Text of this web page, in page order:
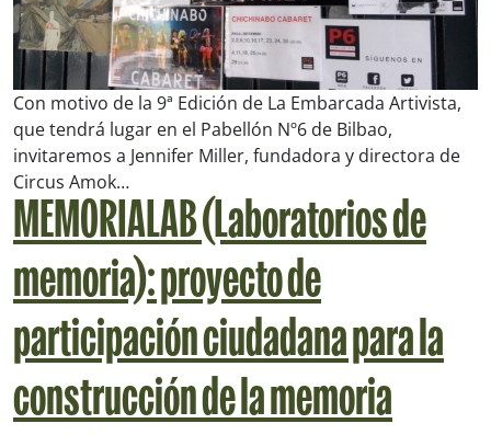
Con motivo de la 9ª Edición de La Embarcada Artivista,
que tendrá lugar en el Pabellón Nº6 de Bilbao,
invitaremos a Jennifer Miller, fundadora y directora de
Circus Amok…
MEMORIALAB (Laboratorios de
memoria): proyecto de
participación ciudadana para la
construcción de la memoria